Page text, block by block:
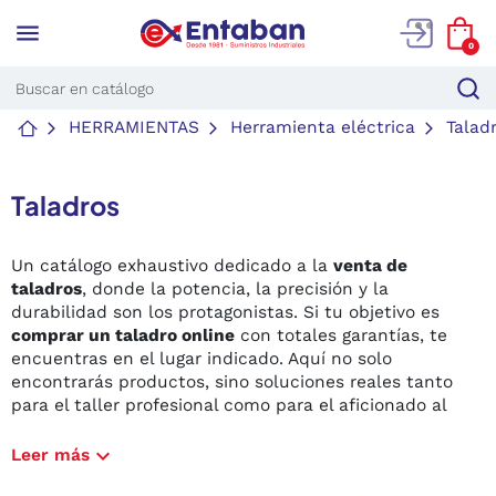
menu 0
HERRAMIENTAS Herramienta eléctrica
Taladros
Un catálogo exhaustivo dedicado a la venta de
taladros, donde la potencia, la precisión y la
durabilidad son los protagonistas. Si tu objetivo es
comprar un taladro online con totales garantías, te
encuentras en el lugar indicado. Aquí no solo
encontrarás productos, sino soluciones reales tanto
para el taller profesional como para el aficionado al
Leer más expand_more